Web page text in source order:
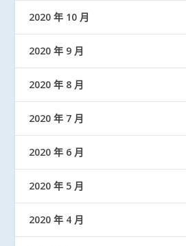
2020 年 10 月
2020 年 9 月
2020 年 8 月
2020 年 7 月
2020 年 6 月
2020 年 5 月
2020 年 4 月